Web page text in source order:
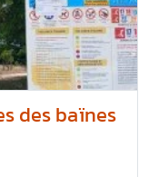
des baïnes